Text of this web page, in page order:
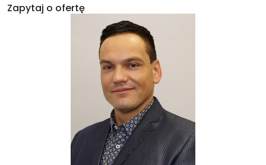
Zapytaj o ofertę